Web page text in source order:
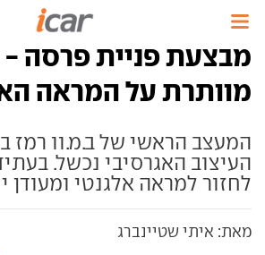
מבצעת פניית פרסה -
מוותרת על המראה
המעצב הראשי של ב.מ.וו רמז
העיצוב האגרסיבי נכשל.
לחזור למראה אלגנטי ומעודן
מאת: איתי שטיינברג